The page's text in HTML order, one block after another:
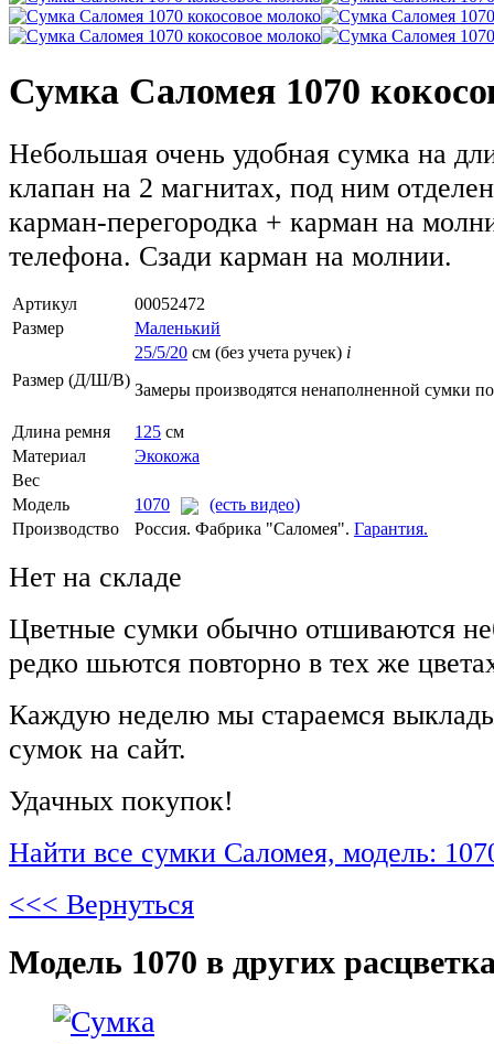
Сумка Саломея 1070
Небольшая очень удобная сумка на
клапан на 2 магнитах, под ним
карман-перегородка + карман на
телефона. Сзади карман на молнии.
Артикул
00052472
Размер
Маленький
Размер (Д/Ш/В)
25/5/20 см (без учета ручек) i
Замеры производятся ненаполненной сумки
Длина ремня 125 см
Материал
Экокожа
Вес
Модель
1070
(есть видео)
Производство
Россия. Фабрика "Саломея". Гарантия.
Нет на складе
Цветные сумки обычно отшиваются
редко шьются повторно в тех же
Каждую неделю мы стараемся
сумок на сайт.
Удачных покупок!
Найти все сумки Саломея, модель:
<<< Вернуться
Модель 1070 в других